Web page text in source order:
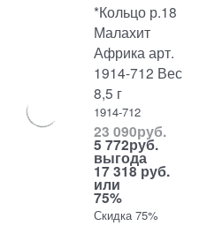
*Кольцо р.18
Малахит
Африка арт.
1914-712 Вес
8,5 г
1914-712
23 090руб.
5 772руб.
выгода
17 318 руб.
или
75%
Скидка 75%